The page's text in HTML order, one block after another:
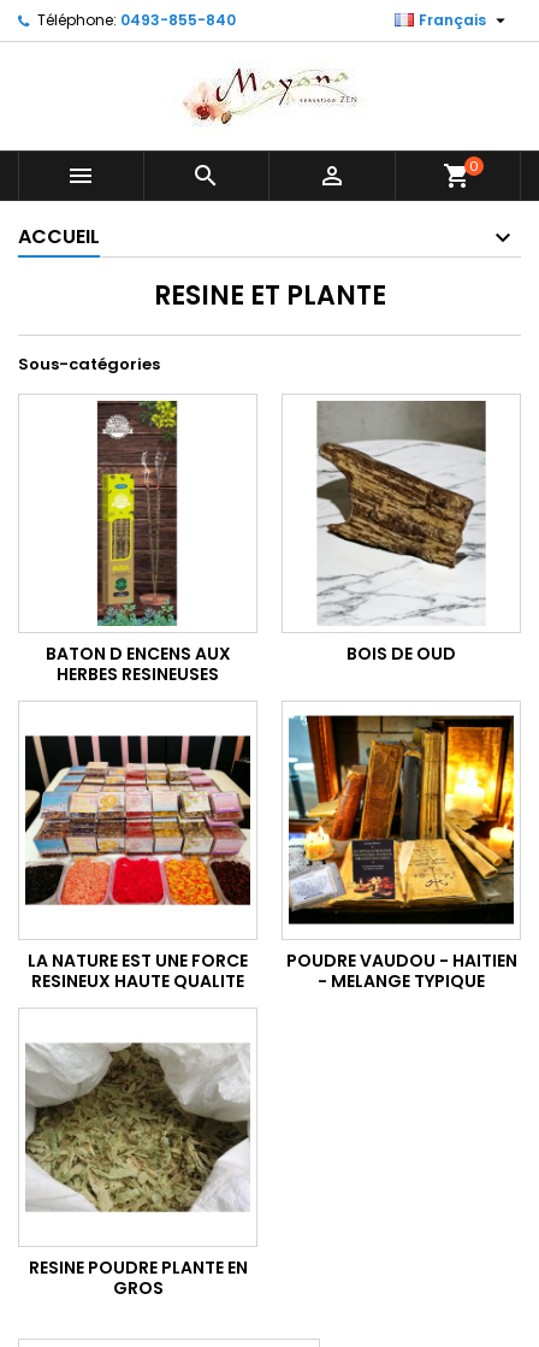
Téléphone: 0493-855-840 Français 
   shopping_cart0
ACCUEIL
RESINE ET PLANTE
Sous-catégories
BATON D ENCENS AUX
HERBES RESINEUSES
BOIS DE OUD
LA NATURE EST UNE FORCE
RESINEUX HAUTE QUALITE
POUDRE VAUDOU - HAITIEN
- MELANGE TYPIQUE
RESINE POUDRE PLANTE EN
GROS